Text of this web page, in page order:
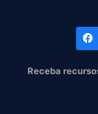
Receba